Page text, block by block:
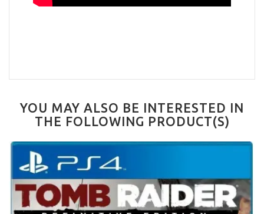
YOU MAY ALSO BE INTERESTED IN
THE FOLLOWING PRODUCT(S)